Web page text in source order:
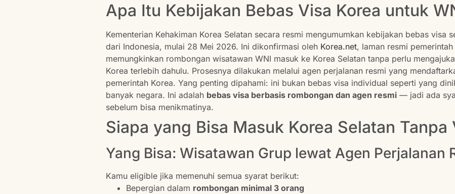
Apa Itu Kebijakan Bebas Visa Korea untuk
Kementerian Kehakiman Korea Selatan secara resmi mengumumkan kebijakan bebas visa
dari Indonesia, mulai 28 Mei 2026. Ini dikonfirmasi oleh Korea.net, laman resmi
memungkinkan rombongan wisatawan WNI masuk ke Korea Selatan tanpa perlu
Korea terlebih dahulu. Prosesnya dilakukan melalui agen perjalanan resmi yang
pemerintah Korea. Yang penting dipahami: ini bukan bebas visa individual seperti yang
banyak negara. Ini adalah bebas visa berbasis rombongan dan agen resmi— jadi ada
sebelum bisa menikmatinya.
Siapa yang Bisa Masuk Korea Selatan Tanpa
Yang Bisa: Wisatawan Grup lewat Agen Perjalanan
Kamu eligible jika memenuhi semua syarat berikut:
Bepergian dalam rombongan minimal 3 orang